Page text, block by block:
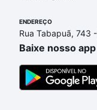
ENDEREÇO
Rua Tabapuã, 743
Baixe nosso app